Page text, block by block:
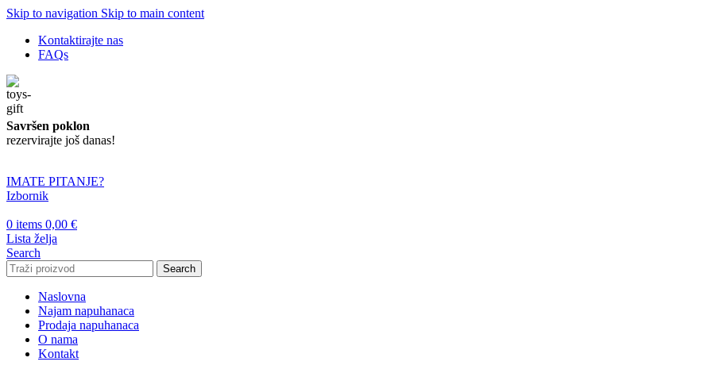
Skip to navigation Skip to main content
Kontaktirajte nas
FAQs
Savršen poklon
rezervirajte još danas!
IMATE PITANJE?
Izbornik
0 items 0,00 €
Lista želja
Search
Search
Naslovna
Najam napuhanaca
Prodaja napuhanaca
O nama
Kontakt